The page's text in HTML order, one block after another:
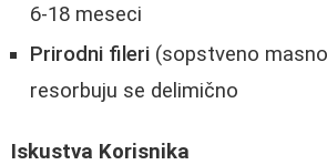
6-18 meseci
Prirodni fileri (sopstveno
resorbuju se delimično
Iskustva Korisnika